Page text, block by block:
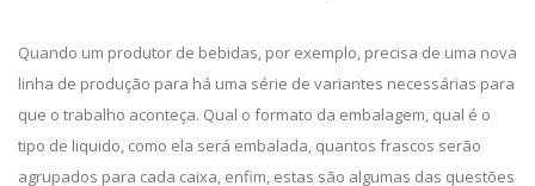
Quando um produtor de bebidas, por exemplo, precisa de uma nova
linha de produção para há uma série de variantes necessárias para
que o trabalho aconteça. Qual o formato da embalagem, qual é o
tipo de liquido, como ela será embalada, quantos frascos serão
agrupados para cada caixa, enfim, estas são algumas das questões